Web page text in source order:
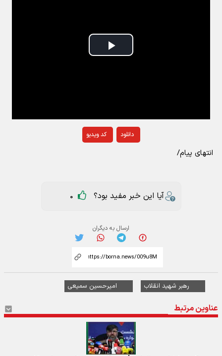
Play
کد ویدیو دانلود
انتهای پیام/
آیا این خبر مفید بود؟ 0
ارسال به دیگران
رهبر شهید انقلاب امیرحسین سمیعی
عناوین مرتبط